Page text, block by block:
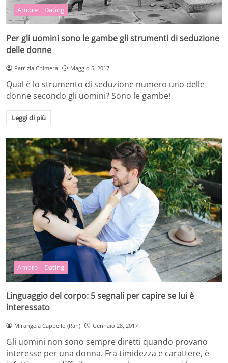
Amore Dating
Per gli uomini sono le gambe gli strumenti di seduzione
delle donne
Patrizia Chimera Maggio 5, 2017
Qual è lo strumento di seduzione numero uno delle
donne secondo gli uomini? Sono le gambe!
Leggi di più
Amore Dating
Linguaggio del corpo: 5 segnali per capire se lui è
interessato
Mirangela Cappello (Ran) Gennaio 28, 2017
Gli uomini non sono sempre diretti quando provano
interesse per una donna. Fra timidezza e carattere, è